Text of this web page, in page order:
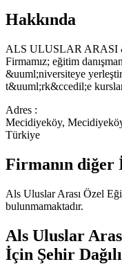
Hakkında
ALS ULUSLAR ARASI
Firmamız; eğitim
&uuml;niversiteye
t&uuml;rk&ccedil;e
Adres :
Mecidiyeköy,
Türkiye
Firmanın diğer
Als Uluslar Arası Özel
bulunmamaktadır.
Als Uluslar
İçin Şehir